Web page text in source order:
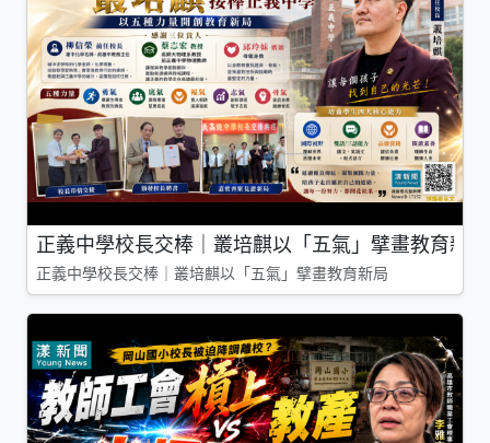
正義中學校長交棒｜叢培麒以「五氣」擘畫教育新局
正義中學校長交棒｜叢培麒以「五氣」擘畫教育新局